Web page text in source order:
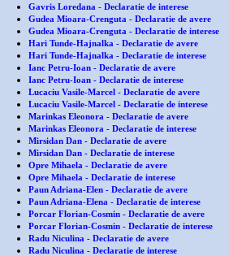
Gavris Loredana - Declaratie de interese
Gudea Mioara-Crenguta - Declaratie de avere
Gudea Mioara-Crenguta - Declaratie de interese
Hari Tunde-Hajnalka - Declaratie de avere
Hari Tunde-Hajnalka - Declaratie de interese
Ianc Petru-Ioan - Declaratie de avere
Ianc Petru-Ioan - Declaratie de interese
Lucaciu Vasile-Marcel - Declaratie de avere
Lucaciu Vasile-Marcel - Declaratie de interese
Marinkas Eleonora - Declaratie de avere
Marinkas Eleonora - Declaratie de interese
Mirsidan Dan - Declaratie de avere
Mirsidan Dan - Declaratie de interese
Opre Mihaela - Declaratie de avere
Opre Mihaela - Declaratie de interese
Paun Adriana-Elen - Declaratie de avere
Paun Adriana-Elena - Declaratie de interese
Porcar Florian-Cosmin - Declaratie de avere
Porcar Florian-Cosmin - Declaratie de interese
Radu Niculina - Declaratie de avere
Radu Niculina - Declaratie de interese